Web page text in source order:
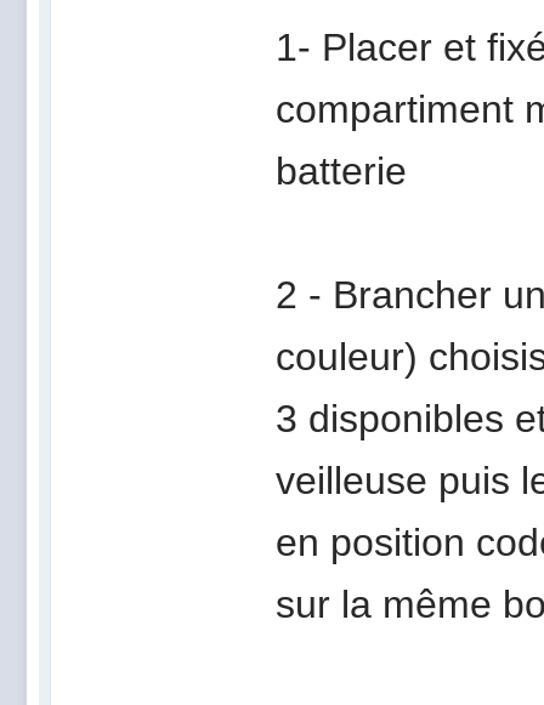
1- Placer et
compartiment
batterie
2 - Brancher
couleur)
3 disponibles
veilleuse puis
en position
sur la même